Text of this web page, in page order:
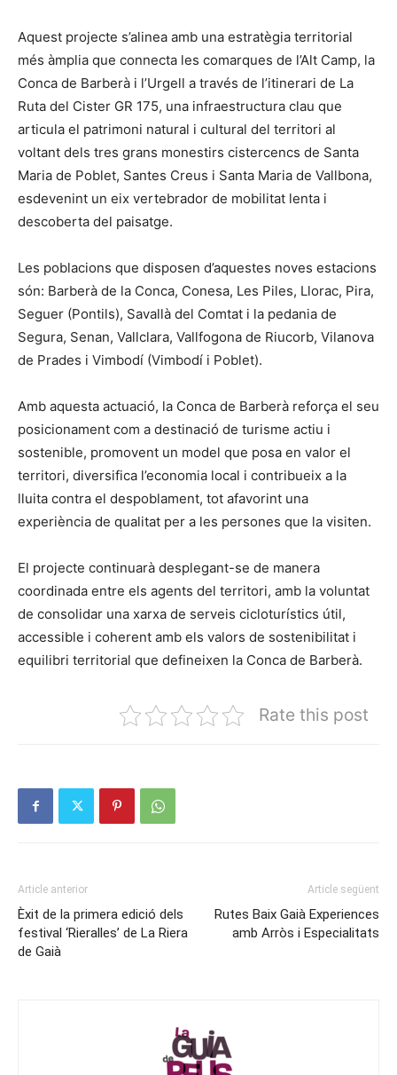
Aquest projecte s’alinea amb una estratègia territorial
més àmplia que connecta les comarques de l’Alt Camp, la
Conca de Barberà i l’Urgell a través de l’itinerari de La
Ruta del Cister GR 175, una infraestructura clau que
articula el patrimoni natural i cultural del territori al
voltant dels tres grans monestirs cistercencs de Santa
Maria de Poblet, Santes Creus i Santa Maria de Vallbona,
esdevenint un eix vertebrador de mobilitat lenta i
descoberta del paisatge.
Les poblacions que disposen d’aquestes noves estacions
són: Barberà de la Conca, Conesa, Les Piles, Llorac, Pira,
Seguer (Pontils), Savallà del Comtat i la pedania de
Segura, Senan, Vallclara, Vallfogona de Riucorb, Vilanova
de Prades i Vimbodí (Vimbodí i Poblet).
Amb aquesta actuació, la Conca de Barberà reforça el seu
posicionament com a destinació de turisme actiu i
sostenible, promovent un model que posa en valor el
territori, diversifica l’economia local i contribueix a la
lluita contra el despoblament, tot afavorint una
experiència de qualitat per a les persones que la visiten.
El projecte continuarà desplegant-se de manera
coordinada entre els agents del territori, amb la voluntat
de consolidar una xarxa de serveis cicloturístics útil,
accessible i coherent amb els valors de sostenibilitat i
equilibri territorial que defineixen la Conca de Barberà.
Rate this post
Article anterior
Èxit de la primera edició dels
festival ‘Rieralles’ de La Riera
de Gaià
Article següent
Rutes Baix Gaià Experiences
amb Arròs i Especialitats